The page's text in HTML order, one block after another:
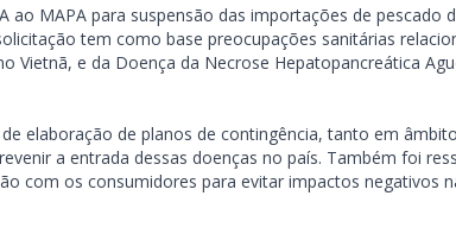
MAPA para suspensão das importações de pescado
tem como base preocupações sanitárias
Vietnã, e da Doença da Necrose Hepatopancreática
elaboração de planos de contingência, tanto em
a entrada dessas doenças no país. Também foi
com os consumidores para evitar impactos negativos